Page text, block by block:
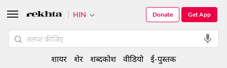
HIN Get App
Donate
शायर शेर शब्दकोश वीडियो ई-पुस्तक